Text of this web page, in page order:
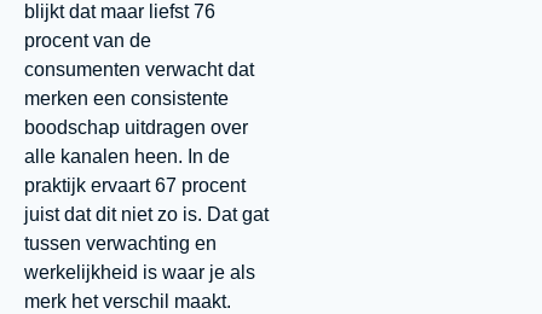
blijkt dat maar liefst 76
procent van de
consumenten verwacht dat
merken een consistente
boodschap uitdragen over
alle kanalen heen. In de
praktijk ervaart 67 procent
juist dat dit niet zo is. Dat gat
tussen verwachting en
werkelijkheid is waar je als
merk het verschil maakt.